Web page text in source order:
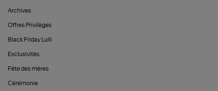
Archives
Offres Privilèges
Black Friday Lulli
Exclusivités
Fête des mères
Cérémonie